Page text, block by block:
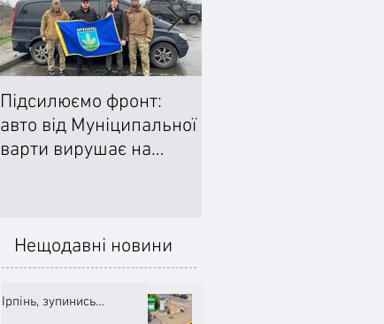
Підсилюємо фронт:
авто від Муніципальної
варти вирушає на
Нещодавні новини
Ірпінь, зупинись…